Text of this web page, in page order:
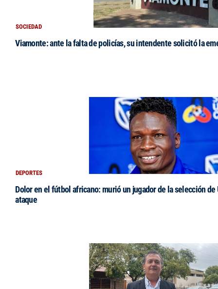
SOCIEDAD
Viamonte: ante la falta de policías, su intendente solicitó la
DEPORTES
Dolor en el fútbol africano: murió un jugador de la selección
ataque